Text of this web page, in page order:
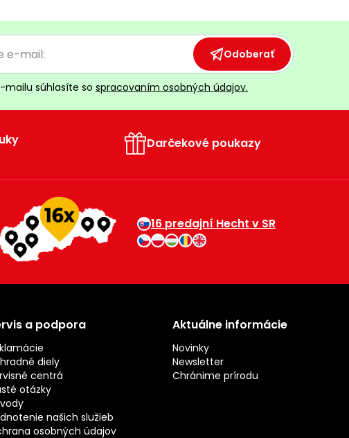
Odoberať
mailu súhlasíte so spracovaním osobných údajov.
Darčekové poukazy
16 predajní Hecht v SR
a podpora
diely
centrá
otázky
našich služieb
osobných údajov
Aktuálne informácie
Novinky
Newsletter
Chránime prírodu